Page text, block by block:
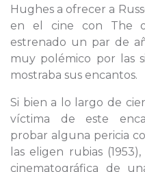
Hughes a ofrecer a
en el cine con The
estrenado un par de
muy polémico por las
mostraba sus encantos.
Si bien a lo largo de
víctima de este
probar alguna pericia
las eligen rubias
cinematográfica de